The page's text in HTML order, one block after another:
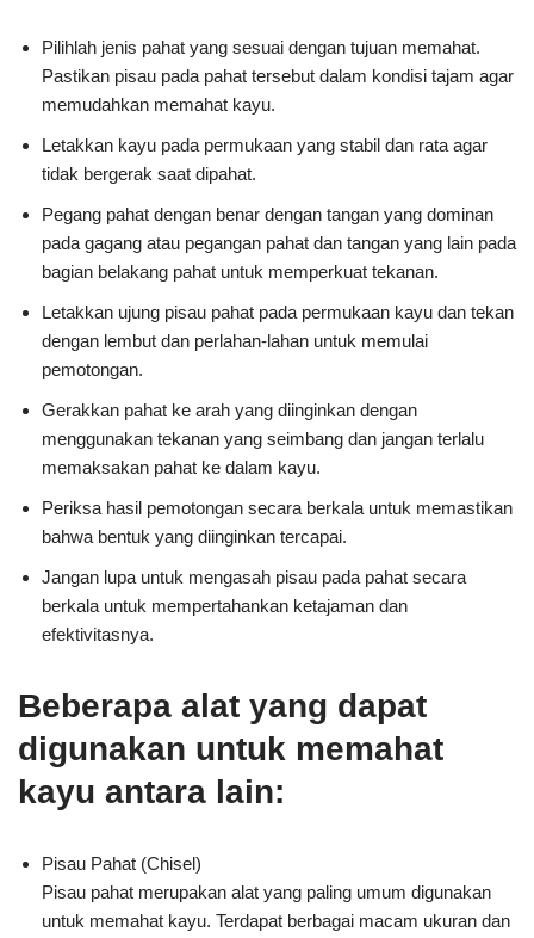
Pilihlah jenis pahat yang sesuai dengan tujuan memahat.
Pastikan pisau pada pahat tersebut dalam kondisi tajam agar
memudahkan memahat kayu.
Letakkan kayu pada permukaan yang stabil dan rata agar
tidak bergerak saat dipahat.
Pegang pahat dengan benar dengan tangan yang dominan
pada gagang atau pegangan pahat dan tangan yang lain pada
bagian belakang pahat untuk memperkuat tekanan.
Letakkan ujung pisau pahat pada permukaan kayu dan tekan
dengan lembut dan perlahan-lahan untuk memulai
pemotongan.
Gerakkan pahat ke arah yang diinginkan dengan
menggunakan tekanan yang seimbang dan jangan terlalu
memaksakan pahat ke dalam kayu.
Periksa hasil pemotongan secara berkala untuk memastikan
bahwa bentuk yang diinginkan tercapai.
Jangan lupa untuk mengasah pisau pada pahat secara
berkala untuk mempertahankan ketajaman dan
efektivitasnya.
Beberapa alat yang dapat
digunakan untuk memahat
kayu antara lain:
Pisau Pahat (Chisel)
Pisau pahat merupakan alat yang paling umum digunakan
untuk memahat kayu. Terdapat berbagai macam ukuran dan